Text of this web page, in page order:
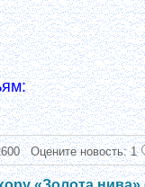
Оцените новость: 1